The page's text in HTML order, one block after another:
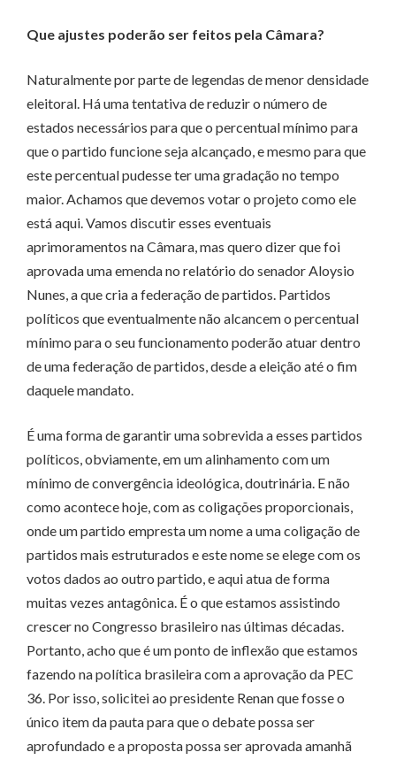
Que ajustes poderão ser feitos pela Câmara?
Naturalmente por parte de legendas de menor densidade
eleitoral. Há uma tentativa de reduzir o número de
estados necessários para que o percentual mínimo para
que o partido funcione seja alcançado, e mesmo para que
este percentual pudesse ter uma gradação no tempo
maior. Achamos que devemos votar o projeto como ele
está aqui. Vamos discutir esses eventuais
aprimoramentos na Câmara, mas quero dizer que foi
aprovada uma emenda no relatório do senador Aloysio
Nunes, a que cria a federação de partidos. Partidos
políticos que eventualmente não alcancem o percentual
mínimo para o seu funcionamento poderão atuar dentro
de uma federação de partidos, desde a eleição até o fim
daquele mandato.
É uma forma de garantir uma sobrevida a esses partidos
políticos, obviamente, em um alinhamento com um
mínimo de convergência ideológica, doutrinária. E não
como acontece hoje, com as coligações proporcionais,
onde um partido empresta um nome a uma coligação de
partidos mais estruturados e este nome se elege com os
votos dados ao outro partido, e aqui atua de forma
muitas vezes antagônica. É o que estamos assistindo
crescer no Congresso brasileiro nas últimas décadas.
Portanto, acho que é um ponto de inflexão que estamos
fazendo na política brasileira com a aprovação da PEC
36. Por isso, solicitei ao presidente Renan que fosse o
único item da pauta para que o debate possa ser
aprofundado e a proposta possa ser aprovada amanhã